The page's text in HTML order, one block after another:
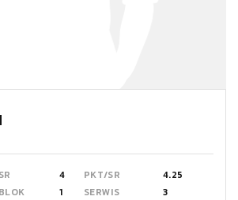
SR 4 PKT/SR
4.25
BLOK 1 SERWIS 3